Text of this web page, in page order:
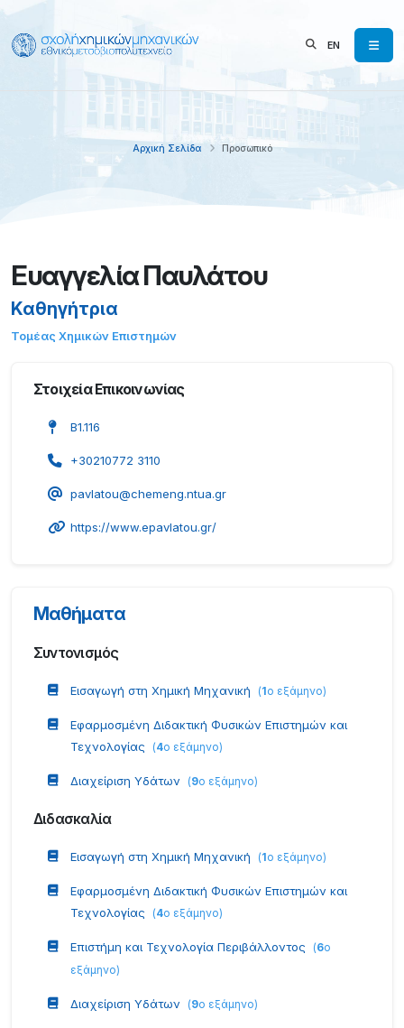
EN
Αρχική Σελίδα Προσωπικό
Ευαγγελία Παυλάτου
Καθηγήτρια
Τομέας Χημικών Επιστημών
Στοιχεία Επικοινωνίας
Β1.116
+30210772 3110
pavlatou@chemeng.ntua.gr
https://www.epavlatou.gr/
Μαθήματα
Συντονισμός
Εισαγωγή στη Χημική Μηχανική (1 ο εξάμηνο)
Εφαρμοσμένη Διδακτική Φυσικών Επιστημών και
Τεχνολογίας
(4ο εξάμηνο)
Διαχείριση Υδάτων (9ο εξάμηνο)
Διδασκαλία
Εισαγωγή στη Χημική Μηχανική (1 ο εξάμηνο)
Εφαρμοσμένη Διδακτική Φυσικών Επιστημών και
Τεχνολογίας
(4ο εξάμηνο)
Επιστήμη και Τεχνολογία Περιβάλλοντος (6ο
εξάμηνο)
Διαχείριση Υδάτων (9ο εξάμηνο)